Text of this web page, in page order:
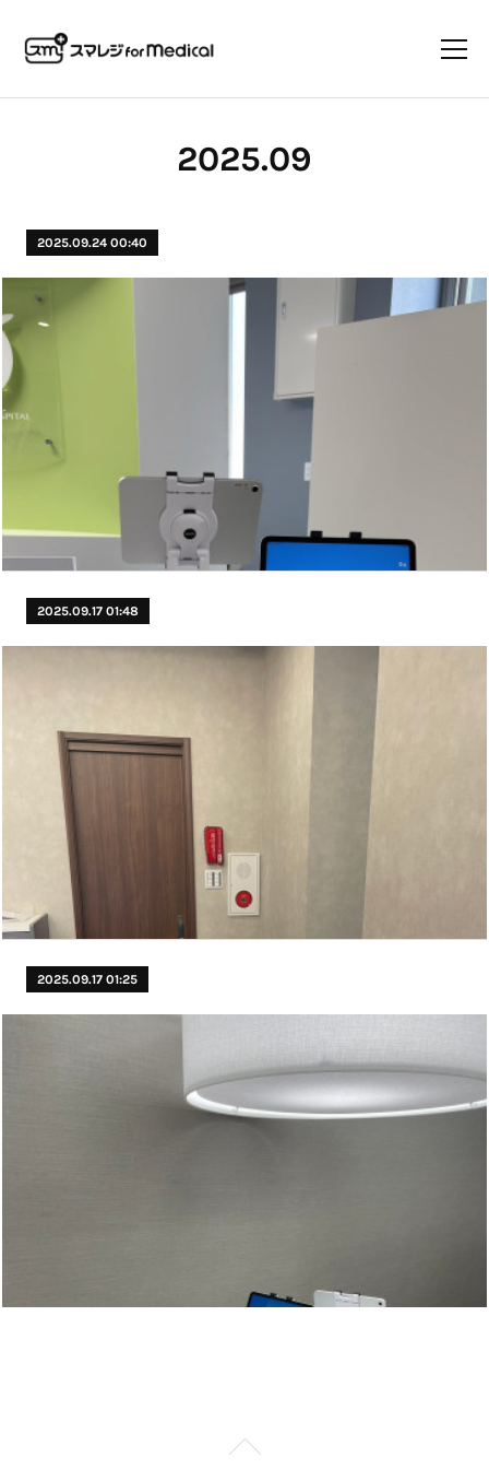
2025.09
2025.09.24 00:40
2025.09.17 01:48
2025.09.17 01:25